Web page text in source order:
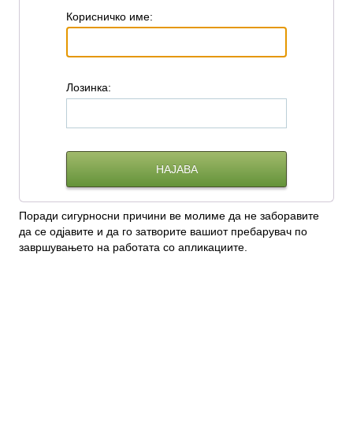
Корисничко име:
Лозинка:
Поради сигурносни причини ве молиме да не заборавите
да се одјавите и да го затворите вашиот пребарувач по
завршувањето на работата со апликациите.